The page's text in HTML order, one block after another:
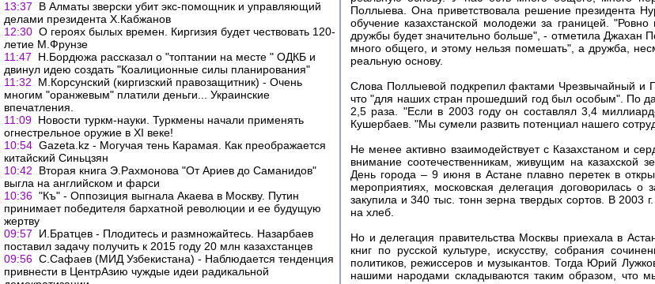
13:37
В Алматы зверски убит экс-помощник и управляющий
делами президента Х.Кабжанов
12:30 О героях былых времен. Киргизия будет чествовать 120-
летие М.Фрунзе
11:47
Н.Бордюжа рассказал о "топтании на месте " ОДКБ и
двинул идею создать "Коалиционные силы планирования"
11:32
М.Корсунский (киргизский правозащитник) - Очень
многим "оранжевым" платили деньги... Украинские
впечатления.
11:09 Новости туркм-науки. Туркмены начали применять
огнестрельное оружие в XI веке!
10:54 Gazeta.kz - Могучая тень Карамая. Как преображается
китайский Синьцзян
10:42
Вторая книга Э.Рахмонова "От Ариев до Саманидов"
выгла на английском и фарси
10:36 "Къ" - Оппозиция выгнала Акаева в Москву. Путин
принимает победителя бархатной революции и ее будущую
жертву
09:57
И.Братцев - Плодитесь и размножайтесь. Назарбаев
поставил задачу получить к 2015 году 20 млн казахстанцев
09:56 С.Сафаев (МИД Узбекистана) - Наблюдается тенденция
привнести в ЦентрАзию чуждые идеи радикальной
Поллыева. Она приветствовала решение президента
обучение казахстанской молодежи за границей.
дружбы будет значительно больше", - отметила Джахан
много общего, и этому нельзя помешать", а дружба,
реальную основу.
Слова Поллыевой подкрепил фактами Чрезвычайный и
что "для наших стран прошедший год был особым". По
2,5 раза. "Если в 2003 году он составлял 3,4
Кушербаев. "Мы сумели развить потенциал нашего
Не менее активно взаимодействует с Казахстаном и
внимание соотечественникам, живущим на казахской
День города – 9 июня в Астане плавно перетек в
мероприятиях, московская делегация договорилась
закупила и 340 тыс. тонн зерна твердых сортов. В 2003
на хлеб.
Но и делегация правительства Москвы приехала в
книг по русской культуре, искусству, собрания
политиков, режиссеров и музыкантов. Тогда Юрий
нашими народами складываются таким образом, что